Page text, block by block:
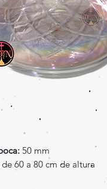
50 mm
60 a 80 cm de altura